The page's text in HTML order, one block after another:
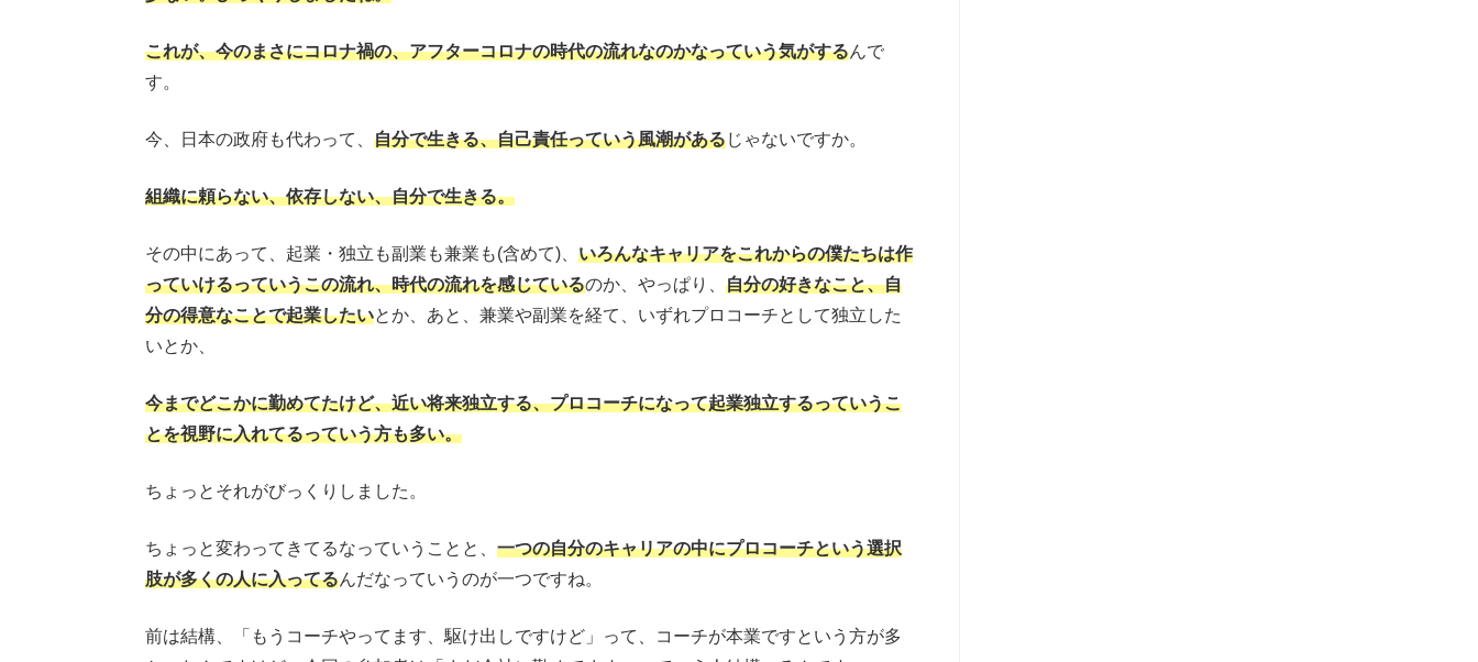
これが、今のまさにコロナ禍の、アフターコロナの時代の流れなのかなっていう気がするんで
す。
今、日本の政府も代わって、 自分で生きる、自己責任っていう風潮があるじゃないですか。
組織に頼らない、依存しない、自分で生きる。
その中にあって、起業・独立も副業も兼業も(含めて)、 いろんなキャリアをこれからの僕たちは作
っていけるっていうこの流れ、時代の流れを感じているのか、やっぱり、 自分の好きなこと、自
分の得意なことで起業したいとか、あと、兼業や副業を経て、いずれプロコーチとして独立した
いとか、
今までどこかに勤めてたけど、近い将来独立する、プロコーチになって起業独立するっていうこ
とを視野に入れてるっていう方も多い。
ちょっとそれがびっくりしました。
ちょっと変わってきてるなっていうことと、 一つの自分のキャリアの中にプロコーチという選択
肢が多くの人に入ってるんだなっていうのが一つですね。
前は結構、「もうコーチやってます、駆け出しですけど」って、コーチが本業ですという方が多